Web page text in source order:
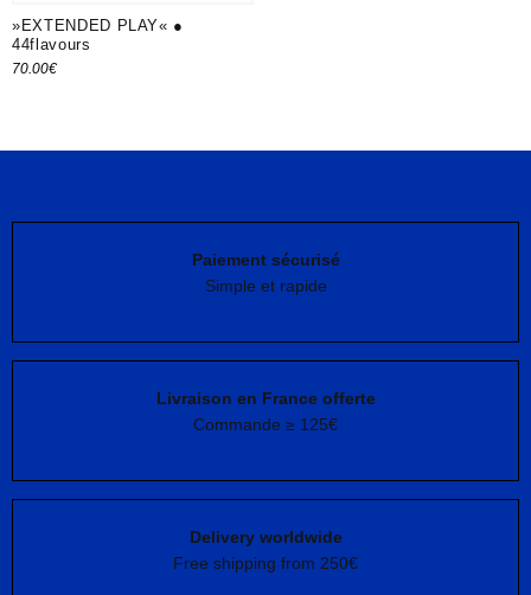
»EXTENDED PLAY« ●
44flavours
70.00€
Paiement sécurisé
Simple et rapide
Livraison en France offerte
Commande ≥ 125€
Delivery worldwide
Free shipping from 250€